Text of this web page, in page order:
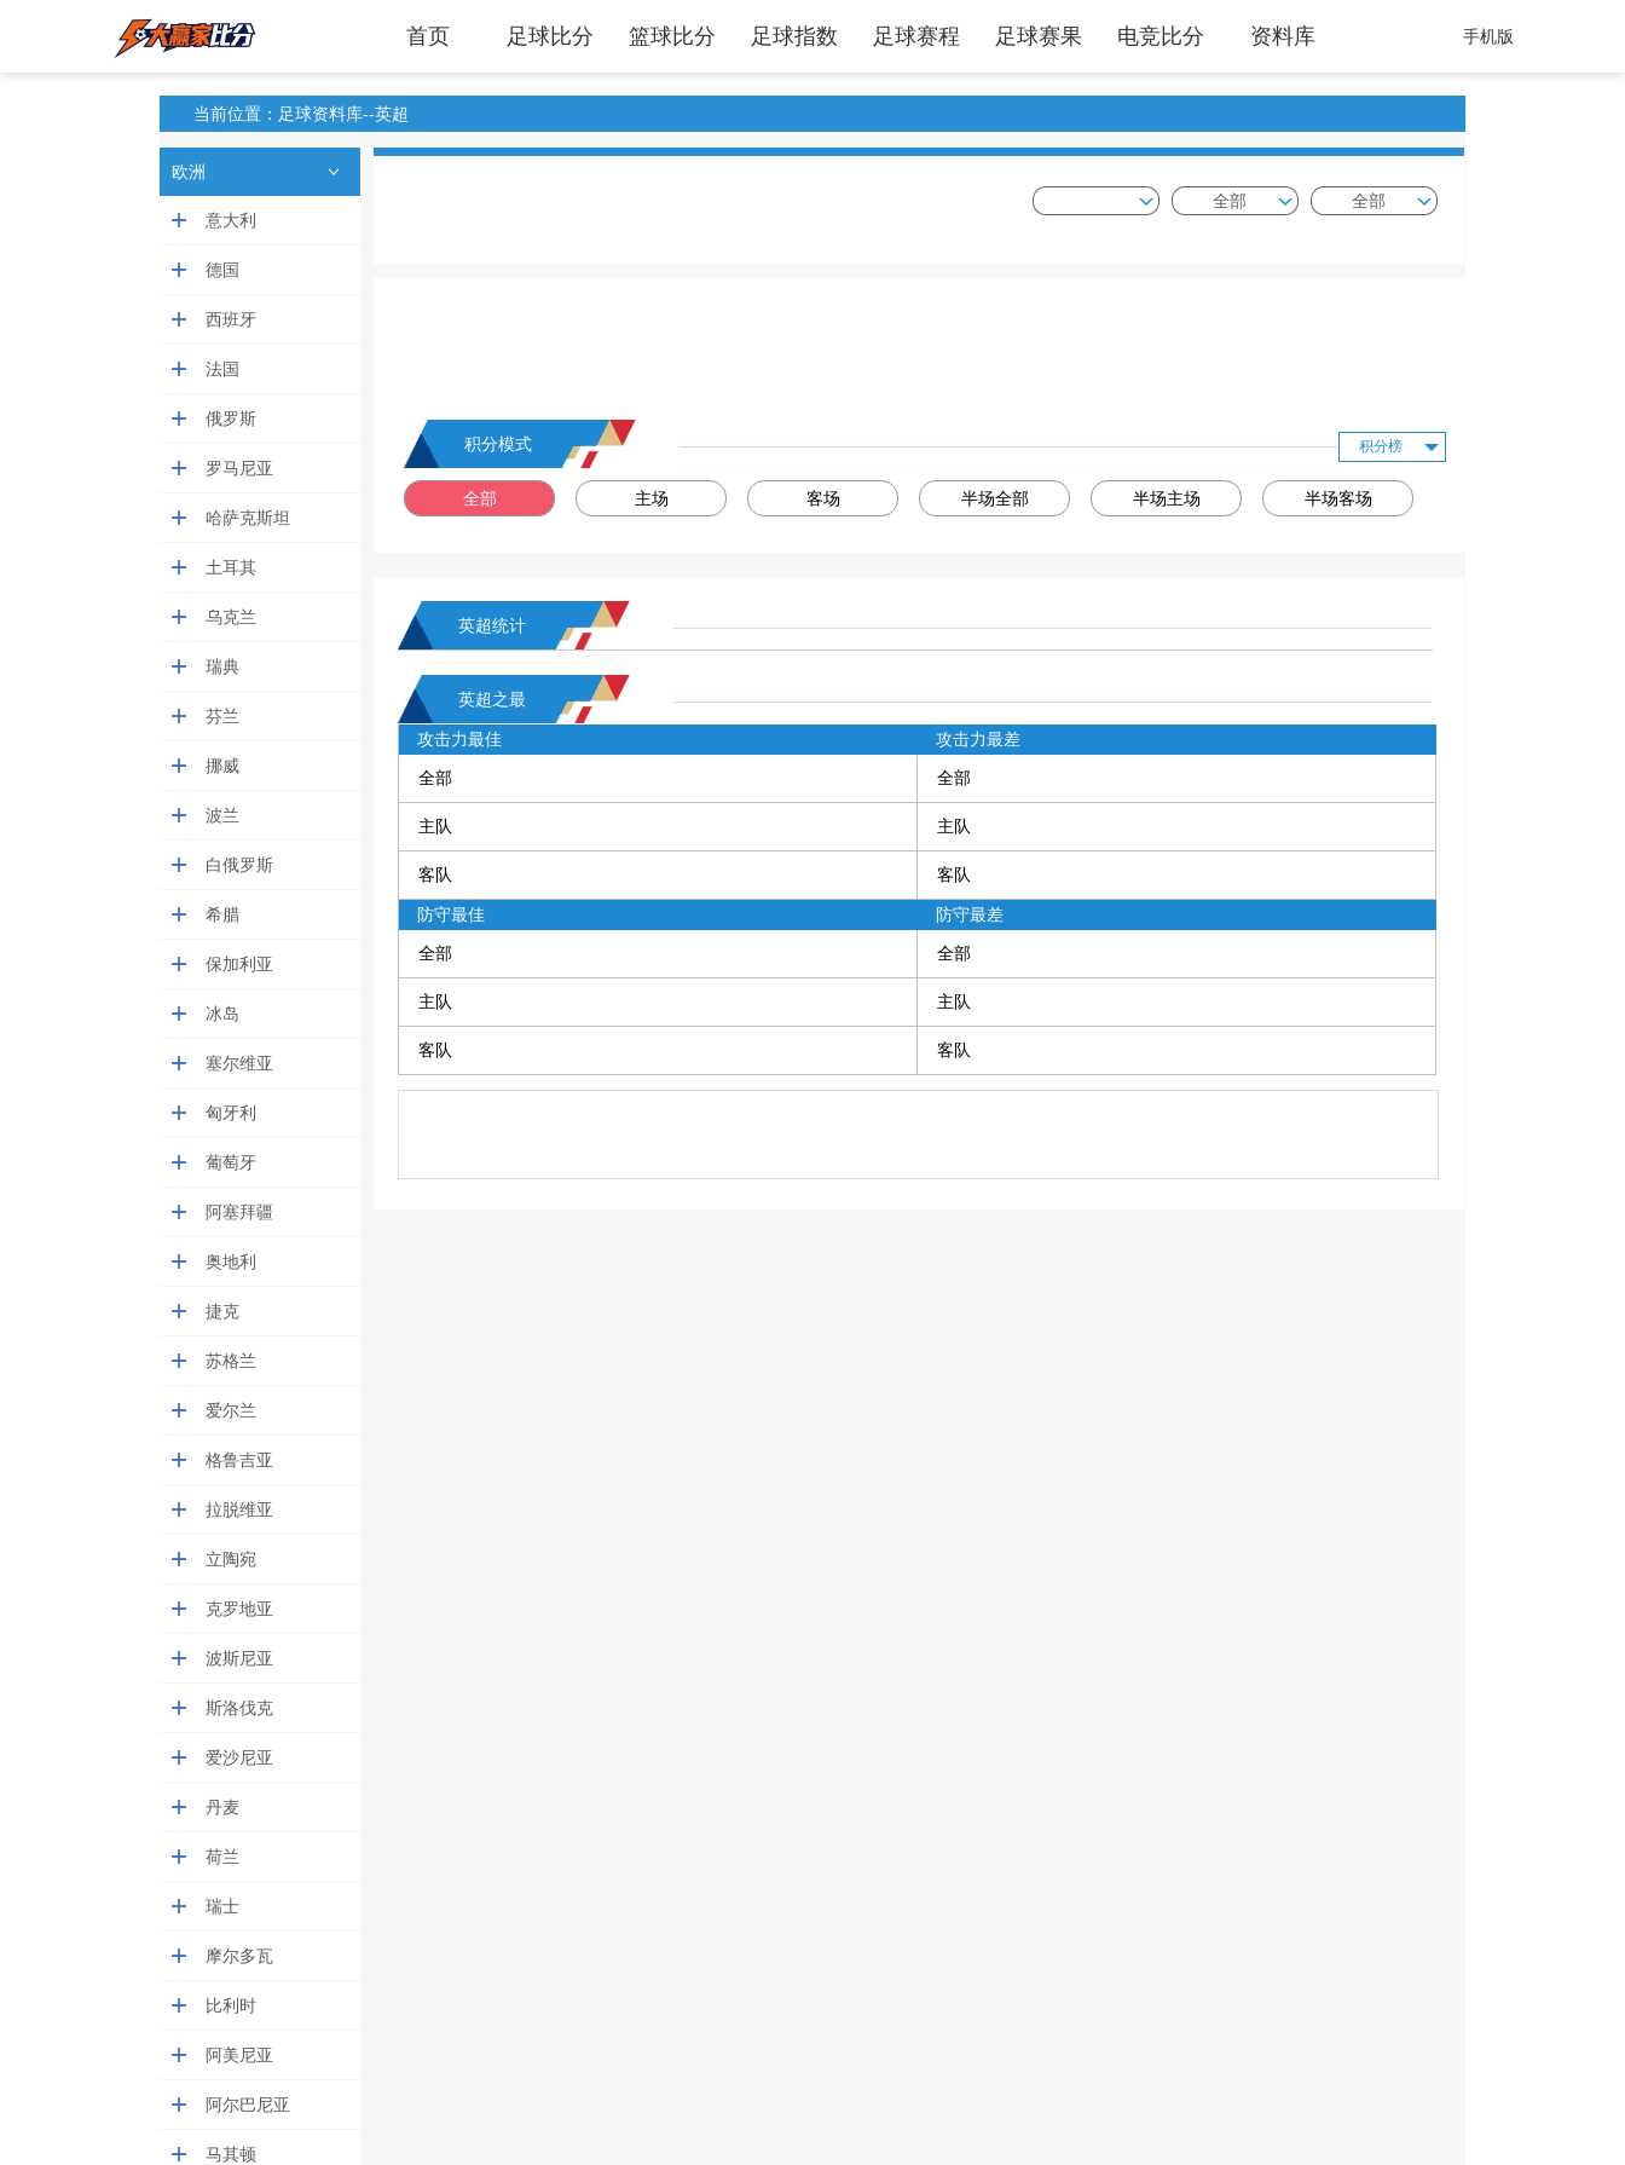
首页 足球比分 篮球比分 足球指数 足球赛程 足球赛果 电竞比分 资料库 手机版
当前位置：足球资料库--英超
欧洲
意大利
德国
西班牙
法国
俄罗斯
罗马尼亚
哈萨克斯坦
土耳其
乌克兰
瑞典
芬兰
挪威
波兰
白俄罗斯
希腊
保加利亚
冰岛
塞尔维亚
匈牙利
葡萄牙
阿塞拜疆
奥地利
捷克
苏格兰
爱尔兰
格鲁吉亚
拉脱维亚
立陶宛
克罗地亚
波斯尼亚
斯洛伐克
爱沙尼亚
丹麦
荷兰
瑞士
摩尔多瓦
比利时
阿美尼亚
阿尔巴尼亚
马其顿
全部 全部
积分模式 积分榜
全部 主场 客场 半场全部 半场主场 半场客场
英超统计
英超之最
攻击力最佳
全部
主队
客队
攻击力最差
全部
主队
客队
防守最佳
全部
主队
客队
防守最差
全部
主队
客队